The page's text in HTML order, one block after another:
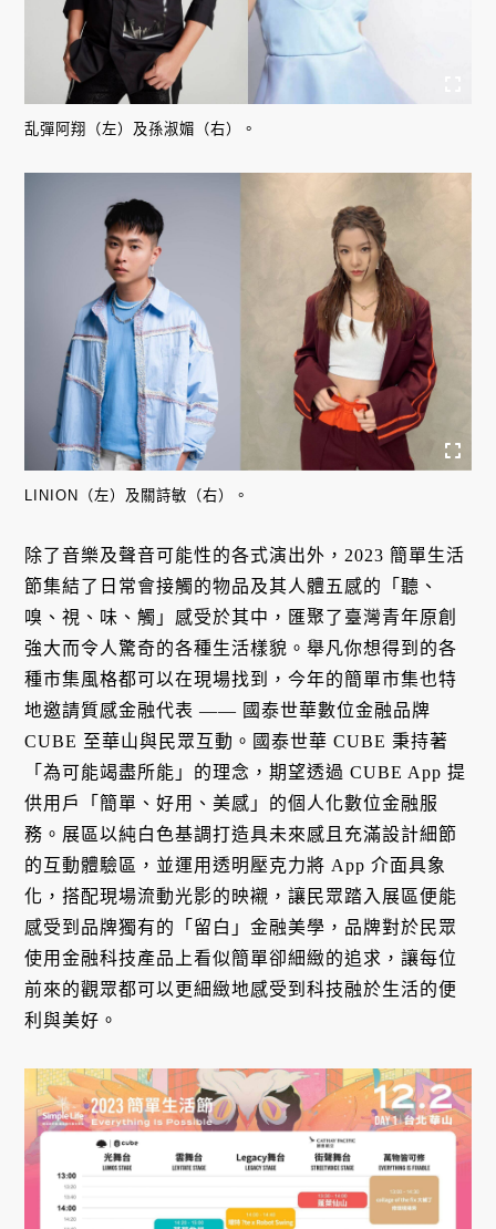
乱彈阿翔（左）及孫淑媚（右）。
LINION（左）及關詩敏（右）。
除了音樂及聲音可能性的各式演出外，2023 簡單生活
節集結了日常會接觸的物品及其人體五感的「聽、
嗅、視、味、觸」感受於其中，匯聚了臺灣青年原創
強大而令人驚奇的各種生活樣貌。舉凡你想得到的各
種市集風格都可以在現場找到，今年的簡單市集也特
地邀請質感金融代表 —— 國泰世華數位金融品牌
CUBE 至華山與民眾互動。國泰世華 CUBE 秉持著
「為可能竭盡所能」的理念，期望透過 CUBE App 提
供用戶「簡單、好用、美感」的個人化數位金融服
務。展區以純白色基調打造具未來感且充滿設計細節
的互動體驗區，並運用透明壓克力將 App 介面具象
化，搭配現場流動光影的映襯，讓民眾踏入展區便能
感受到品牌獨有的「留白」金融美學，品牌對於民眾
使用金融科技產品上看似簡單卻細緻的追求，讓每位
前來的觀眾都可以更細緻地感受到科技融於生活的便
利與美好。